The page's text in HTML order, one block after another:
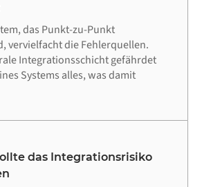
das Punkt-zu-Punkt
vervielfacht die Fehlerquellen.
Integrationsschicht gefährdet
Systems alles, was damit
das Integrationsrisiko